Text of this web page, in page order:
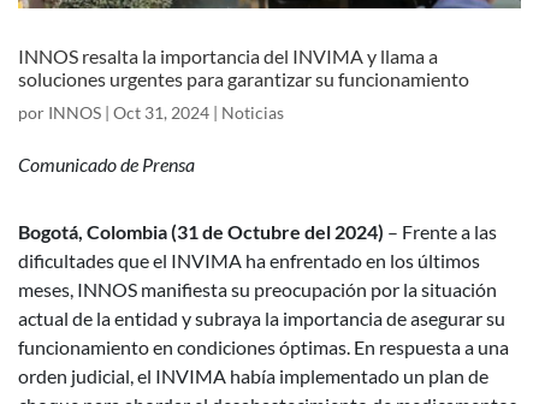
INNOS resalta la importancia del INVIMA y llama a
soluciones urgentes para garantizar su funcionamiento
por INNOS | Oct 31, 2024 | Noticias
Comunicado de Prensa
Bogotá, Colombia (31 de Octubre del 2024) – Frente a las
dificultades que el INVIMA ha enfrentado en los últimos
meses, INNOS manifiesta su preocupación por la situación
actual de la entidad y subraya la importancia de asegurar su
funcionamiento en condiciones óptimas. En respuesta a una
orden judicial, el INVIMA había implementado un plan de